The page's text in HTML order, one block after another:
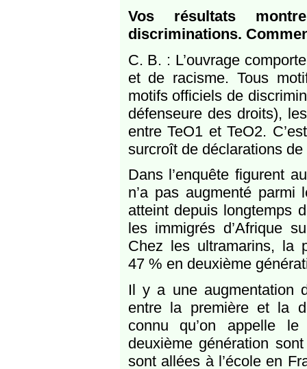
Vos résultats
discriminations.
C. B. : L’ouvrage
et de racisme. Tous
motifs officiels de
défenseure des droits),
entre TeO1 et TeO2.
surcroît de déclarations
Dans l’enquête figurent
n’a pas augmenté
atteint depuis longtemps
les immigrés d’Afrique
Chez les ultramarins, la
47 % en deuxième
Il y a une augmentation
entre la première et la
connu qu’on appelle
deuxième génération
sont allées à l’école en